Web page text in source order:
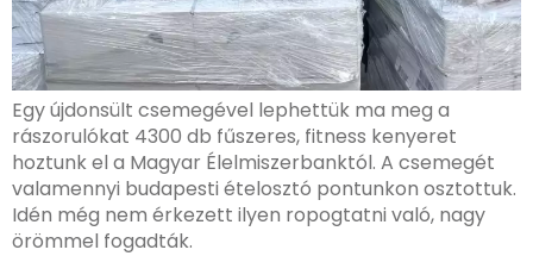
Egy újdonsült csemegével lephettük ma meg a
rászorulókat 4300 db fűszeres, fitness kenyeret
hoztunk el a Magyar Élelmiszerbanktól. A csemegét
valamennyi budapesti ételosztó pontunkon osztottuk.
Idén még nem érkezett ilyen ropogtatni való, nagy
örömmel fogadták.